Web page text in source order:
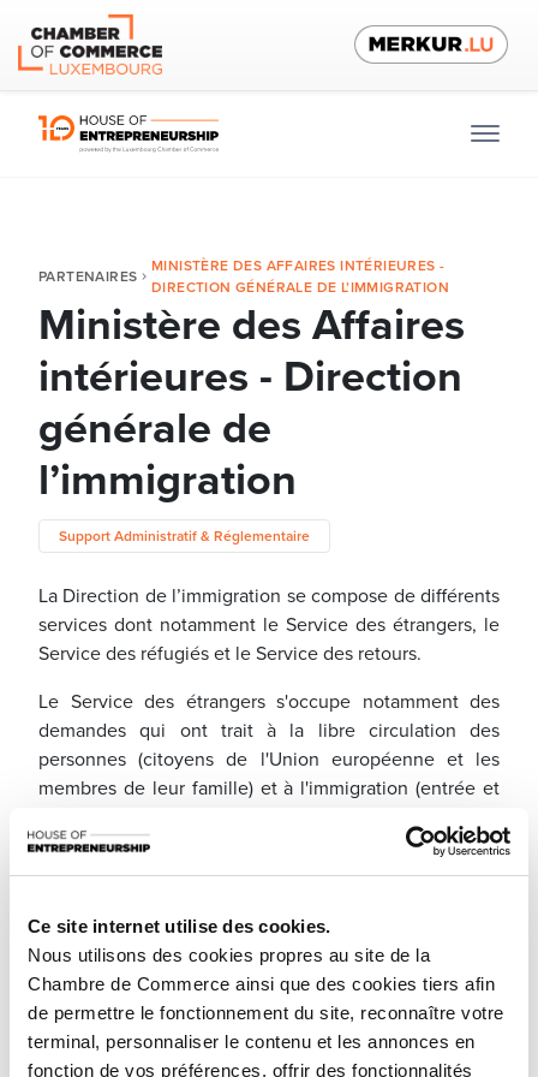
Ce site internet utilise des cookies.
Nous utilisons des cookies propres au site de la
Chambre de Commerce ainsi que des cookies tiers afin
de permettre le fonctionnement du site, reconnaître votre
terminal, personnaliser le contenu et les annonces en
fonction de vos préférences, offrir des fonctionnalités
PARTENAIRES
MINISTÈRE DES AFFAIRES INTÉRIEURES -
DIRECTION GÉNÉRALE DE L’IMMIGRATION
Ministère des Affaires
intérieures - Direction
générale de
l’immigration
Support Administratif & Réglementaire
La Direction de l’immigration se compose de différents
services dont notamment le Service des étrangers, le
Service des réfugiés et le Service des retours.
Le Service des étrangers s'occupe notamment des
demandes qui ont trait à la libre circulation des
personnes (citoyens de l'Union européenne et les
membres de leur famille) et à l'immigration (entrée et